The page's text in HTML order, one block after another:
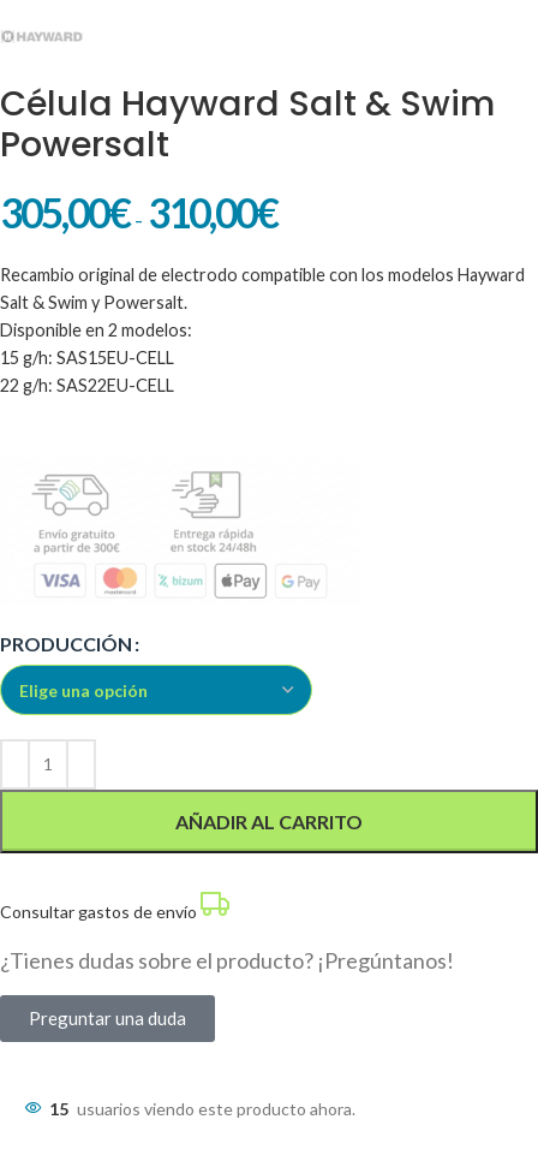
Célula Hayward Salt & Swim
Powersalt
305,00€ - 310,00€
Recambio original de electrodo compatible con los modelos Hayward
Salt & Swim y Powersalt.
Disponible en 2 modelos:
15 g/h: SAS15EU-CELL
22 g/h: SAS22EU-CELL
PRODUCCIÓN
AÑADIR AL CARRITO
Alternative:
Consultar gastos de envío
¿Tienes dudas sobre el producto? ¡Pregúntanos!
Preguntar una duda
15 usuarios viendo este producto ahora.